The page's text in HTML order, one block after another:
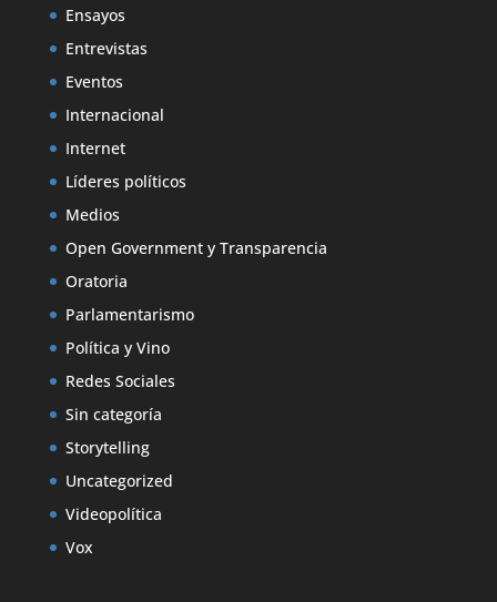
Ensayos
Entrevistas
Eventos
Internacional
Internet
Líderes políticos
Medios
Open Government y Transparencia
Oratoria
Parlamentarismo
Política y Vino
Redes Sociales
Sin categoría
Storytelling
Uncategorized
Videopolítica
Vox